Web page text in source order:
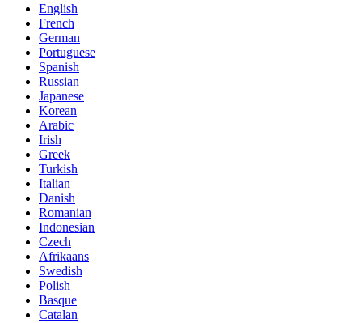
English
French
German
Portuguese
Spanish
Russian
Japanese
Korean
Arabic
Irish
Greek
Turkish
Italian
Danish
Romanian
Indonesian
Czech
Afrikaans
Swedish
Polish
Basque
Catalan